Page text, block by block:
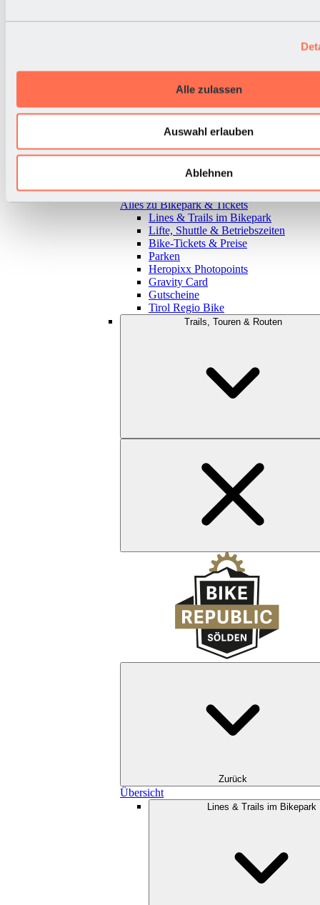
Alle zulassen
Auswahl erlauben
Ablehnen
Zurück
Alles zu Bikepark & Tickets
Lines & Trails im Bikepark
Lifte, Shuttle & Betriebszeiten
Bike-Tickets & Preise
Parken
Heropixx Photopoints
Gravity Card
Gutscheine
Tirol Regio Bike
Trails, Touren & Routen
Zurück
Übersicht
Lines & Trails im Bikepark